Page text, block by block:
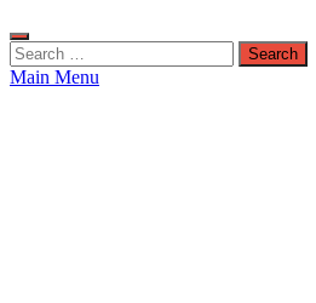
Search
for:
Main Menu